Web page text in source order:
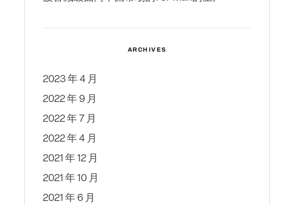
ARCHIVES
2023 年 4 月
2022 年 9 月
2022 年 7 月
2022 年 4 月
2021 年 12 月
2021 年 10 月
2021 年 6 月